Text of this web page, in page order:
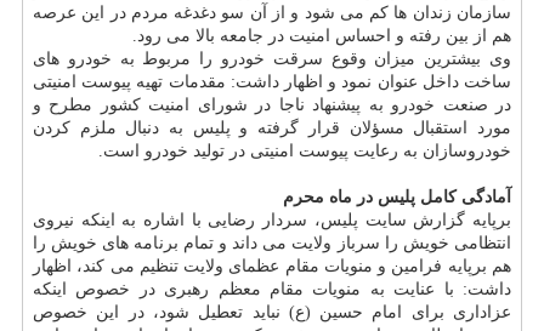
سازمان زندان ها کم می شود و از آن سو دغدغه مردم در این عرصه
هم از بین رفته و احساس امنیت در جامعه بالا می رود.
وی بیشترین میزان وقوع سرقت خودرو را مربوط به خودرو های
ساخت داخل عنوان نمود و اظهار داشت: مقدمات تهیه پیوست امنیتی
در صنعت خودرو به پیشنهاد ناجا در شورای امنیت کشور مطرح و
مورد استقبال مسؤلان قرار گرفته و پلیس به دنبال ملزم کردن
خودروسازان به رعایت پیوست امنیتی در تولید خودرو است.
آمادگی کامل پلیس در ماه محرم
برپایه گزارش سایت پلیس، سردار رضایی با اشاره به اینکه نیروی
انتظامی خویش را سرباز ولایت می داند و تمام برنامه های خویش را
هم برپایه فرامین و منویات مقام عظمای ولایت تنظیم می کند، اظهار
داشت: با عنایت به منویات مقام معظم رهبری در خصوص اینکه
عزاداری برای امام حسین (ع) نباید تعطیل شود، در این خصوص